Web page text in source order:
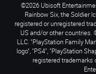
©2026 Ubisoft
Rainbow Six, the Soldier
registered or unregistered
US and/or other countries.
LLC. "PlayStation Family
logo", "PS4", "PlayStation
registered trademarks